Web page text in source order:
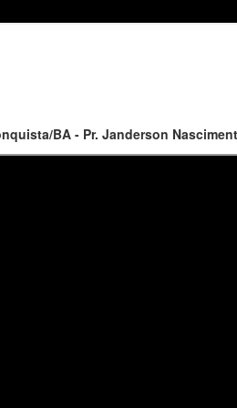
BA - Pr. Janderson